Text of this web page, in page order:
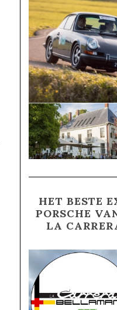
HET BESTE
PORSCHE
LA